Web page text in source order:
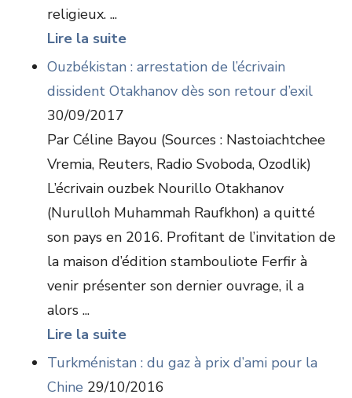
religieux. ...
Lire la suite
Ouzbékistan : arrestation de l’écrivain
dissident Otakhanov dès son retour d’exil
30/09/2017
Par Céline Bayou (Sources : Nastoiachtchee
Vremia, Reuters, Radio Svoboda, Ozodlik)
L’écrivain ouzbek Nourillo Otakhanov
(Nurulloh Muhammah Raufkhon) a quitté
son pays en 2016. Profitant de l’invitation de
la maison d’édition stambouliote Ferfir à
venir présenter son dernier ouvrage, il a
alors ...
Lire la suite
Turkménistan : du gaz à prix d’ami pour la
Chine 29/10/2016